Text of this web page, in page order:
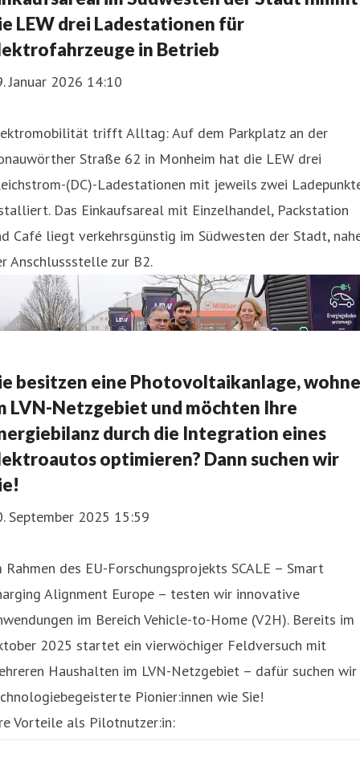
LEW drei Ladestationen für
in Betrieb
Januar 2026 14:10
trifft Alltag: Auf dem Parkplatz an der
Straße 62 in Monheim hat die LEW drei
(DC)-Ladestationen mit jeweils zwei
Das Einkaufsareal mit Einzelhandel, Packstation
Café liegt verkehrsgünstig im Südwesten der Stadt,
Anschlussstelle zur B2.
besitzen eine Photovoltaikanlage,
LVN-Netzgebiet und möchten Ihre
durch die Integration eines
optimieren? Dann suchen wir
September 2025 15:59
Rahmen des EU-Forschungsprojekts SCALE – Smart
Alignment Europe – testen wir innovative
im Bereich Vehicle-to-Home (V2H). Bereits im
2025 startet ein vierwöchiger Feldversuch mit
Haushalten im LVN-Netzgebiet – dafür suchen wir
Pionier:innen wie Sie!
Vorteile als Pilotnutzer:in: